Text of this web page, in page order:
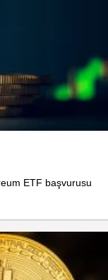
ETF başvurusu